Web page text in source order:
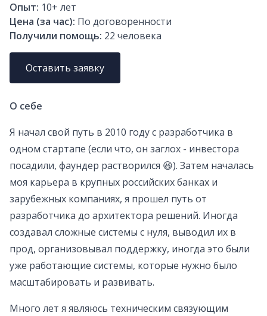
Опыт: 10+ лет
Цена (за час): По договоренности
Получили помощь: 22 человека
Оставить заявку
О себе
Я начал свой путь в 2010 году с разработчика в
одном стартапе (если что, он заглох - инвестора
посадили, фаундер растворился 😆). Затем началась
моя карьера в крупных российских банках и
зарубежных компаниях, я прошел путь от
разработчика до архитектора решений. Иногда
создавал сложные системы с нуля, выводил их в
прод, организовывал поддержку, иногда это были
уже работающие системы, которые нужно было
масштабировать и развивать.
Много лет я являюсь техническим связующим